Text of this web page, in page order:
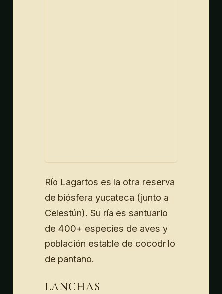
Río Lagartos es la otra reserva
de biósfera yucateca (junto a
Celestún). Su ría es santuario
de 400+ especies de aves y
población estable de cocodrilo
de pantano.
LANCHAS